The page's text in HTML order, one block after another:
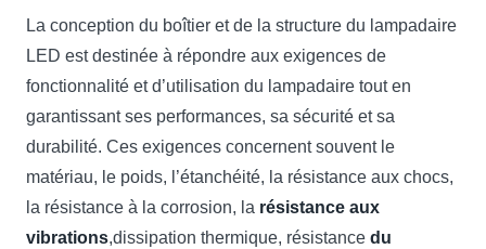
La conception du boîtier et de la structure du lampadaire
LED est destinée à répondre aux exigences de
fonctionnalité et d’utilisation du lampadaire tout en
garantissant ses performances, sa sécurité et sa
durabilité. Ces exigences concernent souvent le
matériau, le poids, l’étanchéité, la résistance aux chocs,
la résistance à la corrosion, la résistance aux
vibrations,dissipation thermique, résistance du